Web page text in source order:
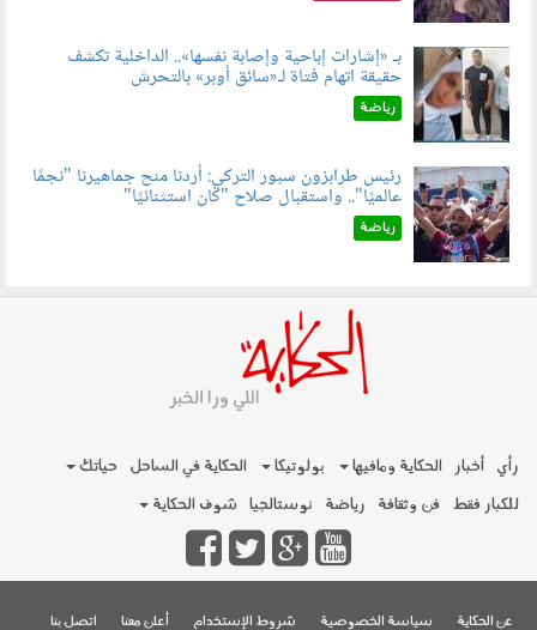
060804.jpg
بـ «إشارات إباحية وإصابة نفسها».. الداخلية تكشف
حقيقة اتهام فتاة لـ«سائق أوبر» بالتحرش
رياضة
060803.jpg
رئيس طرابزون سبور التركي: أردنا منح جماهيرنا "نجمًا
عالميًا".. واستقبال صلاح "كان استثنائيًا"
رياضة
رأي أخبار الحكاية ومافيها بولوتيكا الحكاية في الساحل
حياتك
للكبار فقط فن وثقافة رياضة نوستالجيا شوف الحكاية
عن الحكاية سياسة الخصوصية شروط الإستخدام أعلن معنا اتصل بنا